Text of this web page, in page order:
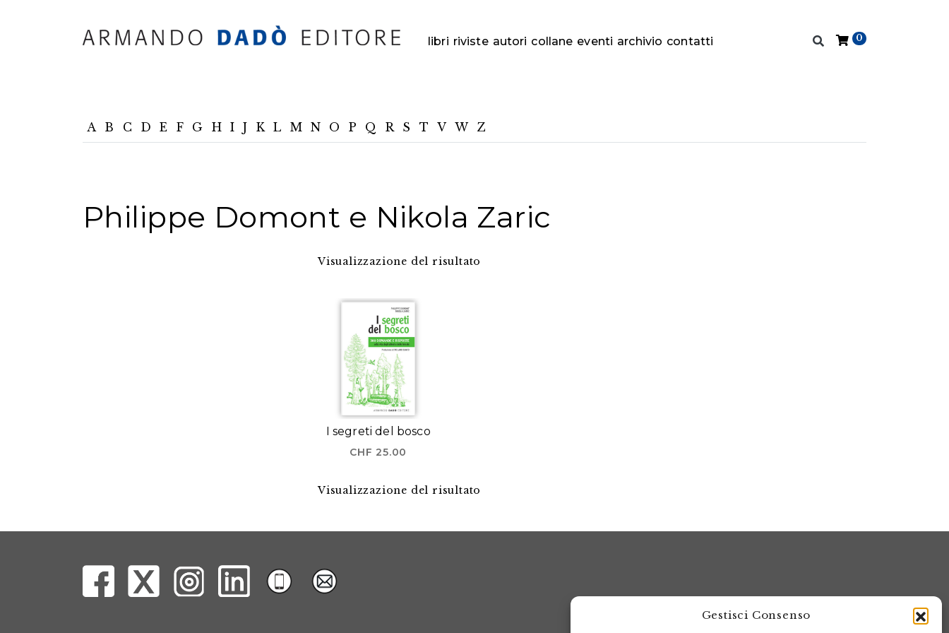
Gestisci Consenso
libri riviste autori collane eventi archivio contatti 0
A B C D E F G H I J K L M N O P Q R S T V W Z
Philippe Domont e Nikola Zaric
Visualizzazione del risultato
I segreti del bosco
CHF 25.00
Visualizzazione del risultato